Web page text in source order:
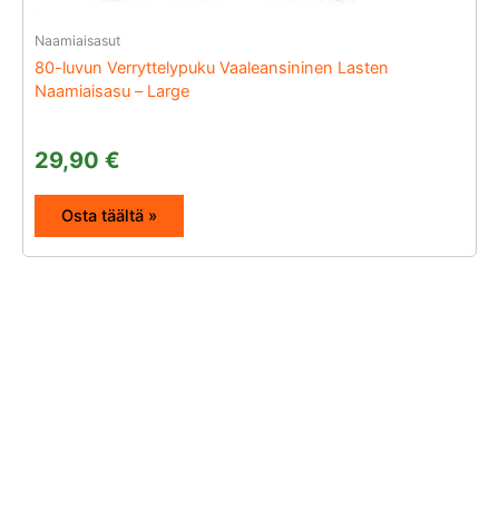
Naamiaisasut
80-luvun Verryttelypuku Vaaleansininen Lasten
Naamiaisasu – Large
29,90 €
Osta täältä »